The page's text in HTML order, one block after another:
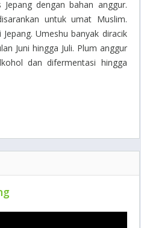
dengan bahan anggur.
untuk umat Muslim.
Umeshu banyak diracik
Juni hingga Juli. Plum anggur
dan difermentasi hingga